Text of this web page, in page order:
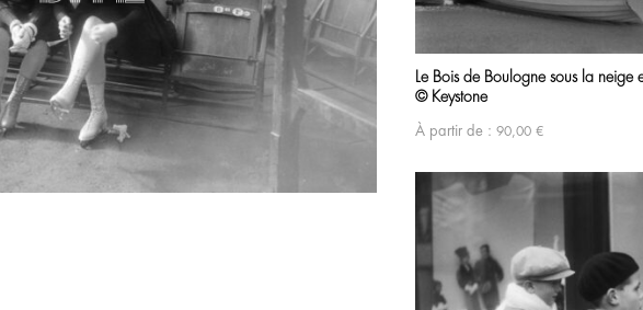
Le Bois de Boulogne sous la
© Keystone
À partir de : 90,00 €